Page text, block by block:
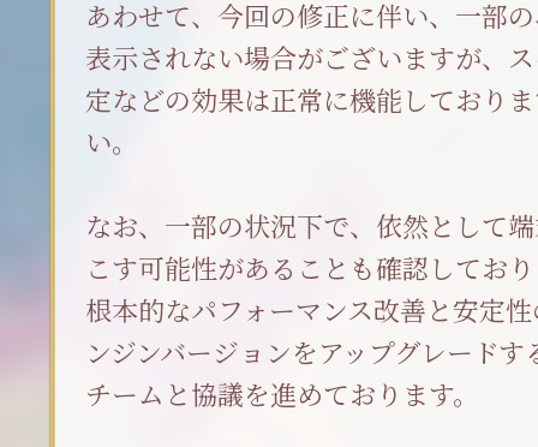
あわせて、今回の修正に伴い、一部
表示されない場合がございますが、
定などの効果は正常に機能しており
い。
なお、一部の状況下で、依然として
こす可能性があることも確認してお
根本的なパフォーマンス改善と安定
ンジンバージョンをアップグレード
チームと協議を進めております。